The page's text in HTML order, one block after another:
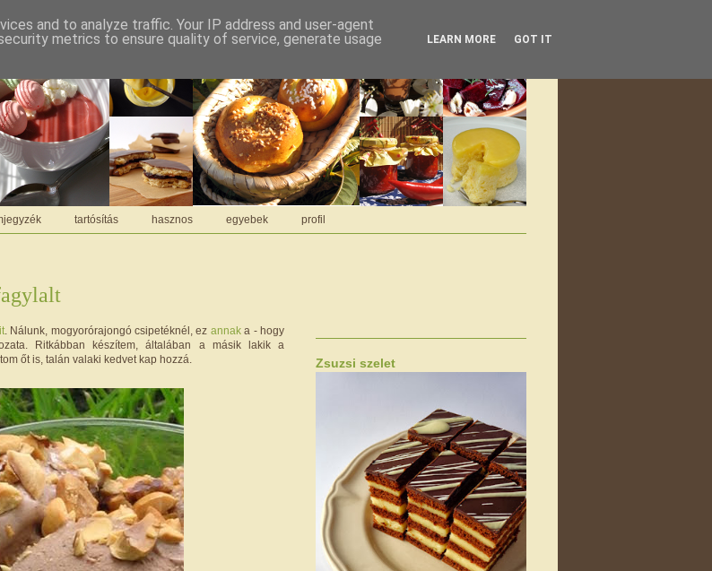
tartósítás hasznos egyebek profil
. Nálunk, mogyorórajongó csipetéknél, ez annaka - hogy
Ritkábban készítem, általában a másik lakik a
őt is, talán valaki kedvet kap hozzá.
Zsuzsi szelet
and to analyze traffic. Your IP address and user-agent
metrics to ensure quality of service, generate usage
LEARN MORE GOT IT